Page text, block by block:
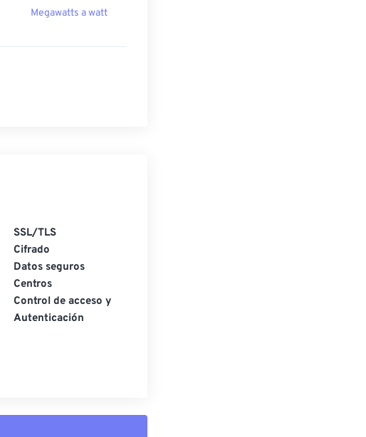
Megawatts a watt
SSL/TLS
Cifrado
Datos seguros
Centros
Control de acceso y
Autenticación